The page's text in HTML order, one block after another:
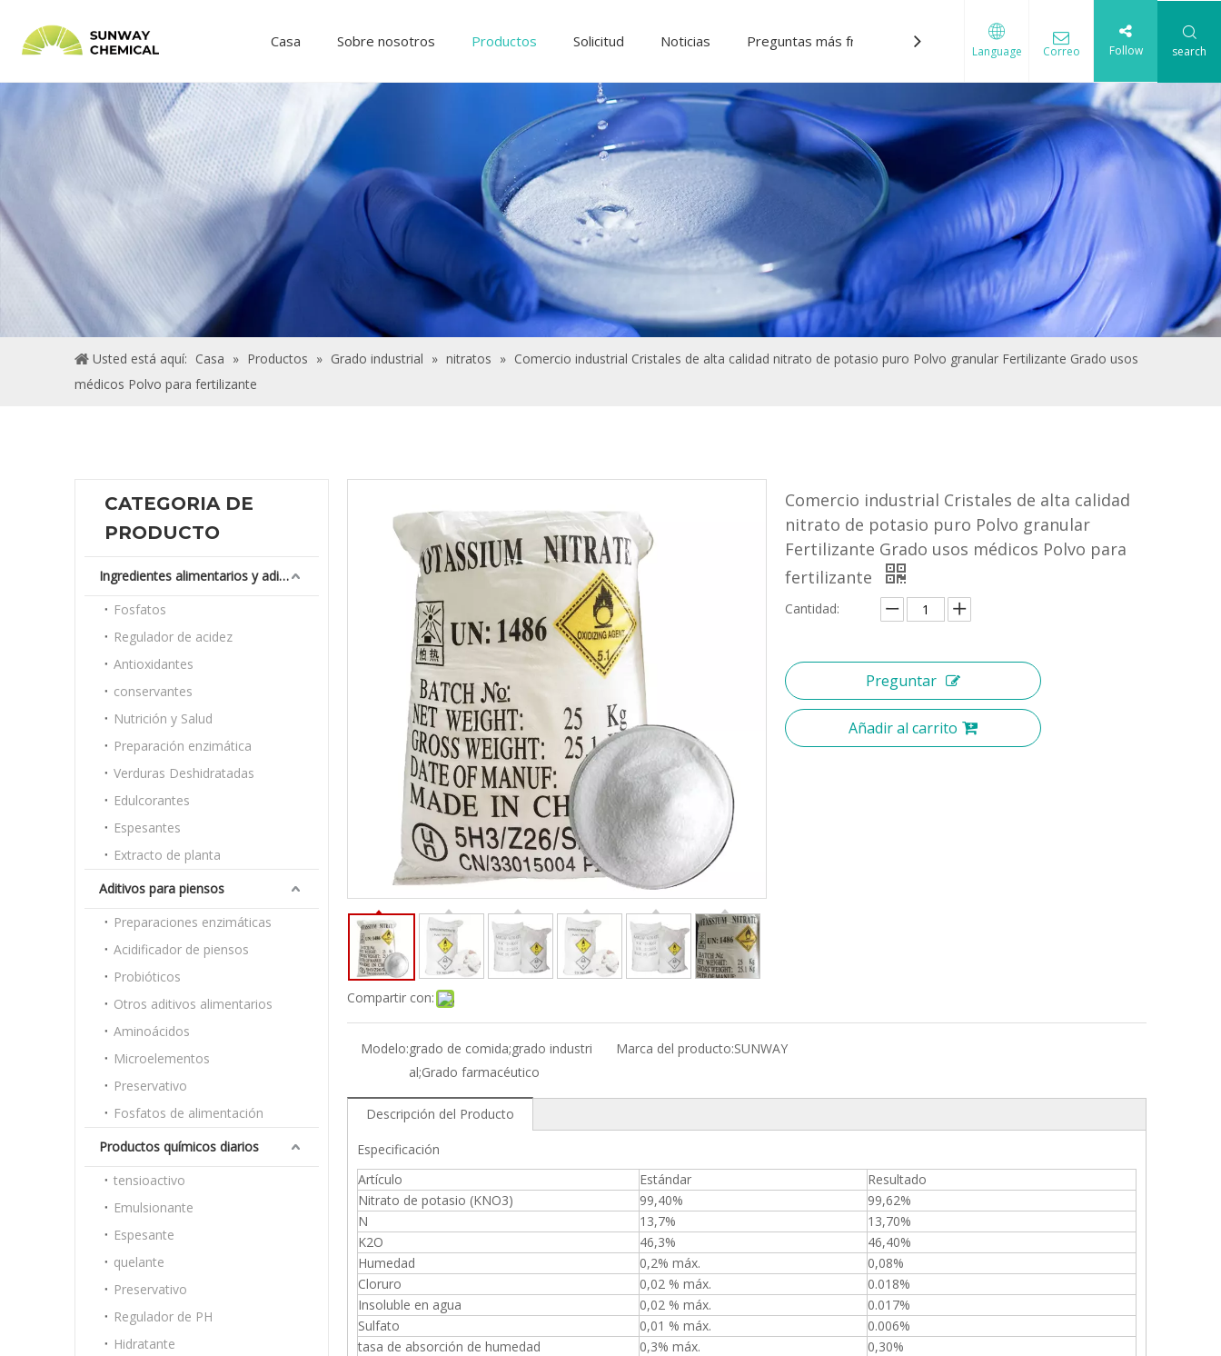
Casa Sobre nosotros Productos Solicitud Noticias Preguntas más frecuentes Descargar Contáctenos
Language Correo Follow search
Usted está aquí: Casa » Productos » Grado industrial » nitratos » Comercio industrial Cristales de alta calidad nitrato de potasio puro Polvo granular Fertilizante Grado usos
médicos Polvo para fertilizante
CATEGORIA DE
PRODUCTO
Ingredientes alimentarios y aditivos
Fosfatos
Regulador de acidez
Antioxidantes
conservantes
Nutrición y Salud
Preparación enzimática
Verduras Deshidratadas
Edulcorantes
Espesantes
Extracto de planta
Aditivos para piensos
Preparaciones enzimáticas
Acidificador de piensos
Probióticos
Otros aditivos alimentarios
Aminoácidos
Microelementos
Preservativo
Fosfatos de alimentación
Productos químicos diarios
tensioactivo
Emulsionante
Espesante
quelante
Preservativo
Regulador de PH
Hidratante
Compartir con:
Comercio industrial Cristales de alta calidad
nitrato de potasio puro Polvo granular
Fertilizante Grado usos médicos Polvo para
fertilizante
Cantidad:
Preguntar
Añadir al carrito
Modelo:grado de comida;grado industri
al;Grado farmacéutico
Marca del producto:SUNWAY
Descripción del Producto
Especificación
Artículo
Estándar
Resultado
Nitrato de potasio (KNO3)
99,40%
99,62%
N
13,7%
13,70%
K2O
46,3%
46,40%
Humedad
0,2% máx.
0,08%
Cloruro
0,02 % máx.
0.018%
Insoluble en agua
0,02 % máx.
0.017%
Sulfato
0,01 % máx.
0.006%
tasa de absorción de humedad
0,3% máx.
0,30%